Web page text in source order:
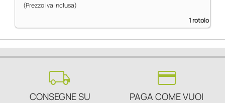
(Prezzo iva inclusa)
1 rotolo
local_shipping
CONSEGNE SU
credit_card
PAGA COME VUOI